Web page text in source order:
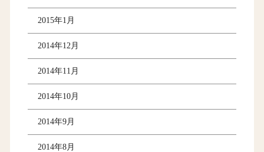
2015年1月
2014年12月
2014年11月
2014年10月
2014年9月
2014年8月